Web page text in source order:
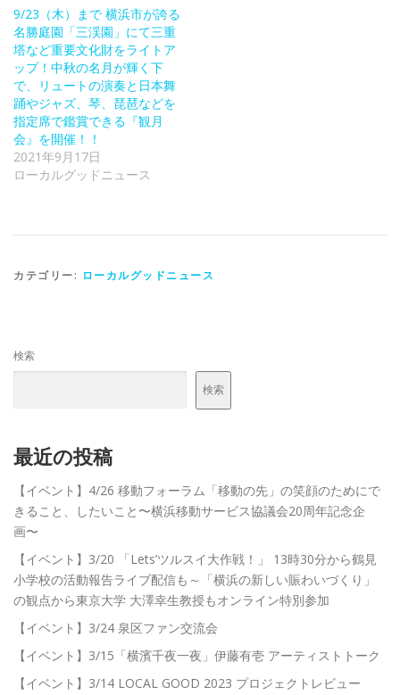
9/23（木）まで 横浜市が誇る
名勝庭園「三渓園」にて三重
塔など重要文化財をライトア
ップ！中秋の名月が輝く下
で、リュートの演奏と日本舞
踊やジャズ、琴、琵琶などを
指定席で鑑賞できる『観月
会』を開催！！
2021年9月17日
ローカルグッドニュース
カテゴリー: ローカルグッドニュース
検索
検索
最近の投稿
【イベント】4/26 移動フォーラム「移動の先」の笑顔のためにで
きること、したいこと〜横浜移動サービス協議会20周年記念企
画〜
【イベント】3/20 「Lets’ツルスイ大作戦！」 13時30分から鶴見
小学校の活動報告ライブ配信も～「横浜の新しい賑わいづくり」
の観点から東京大学 大澤幸生教授もオンライン特別参加
【イベント】3/24 泉区ファン交流会
【イベント】3/15「横濱千夜一夜」伊藤有壱 アーティストトーク
【イベント】3/14 LOCAL GOOD 2023 プロジェクトレビュー